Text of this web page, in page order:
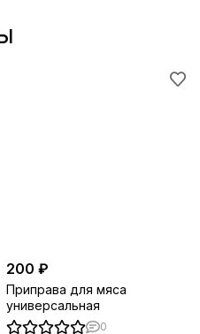
200 ₽
Приправа для мяса
универсальная
0